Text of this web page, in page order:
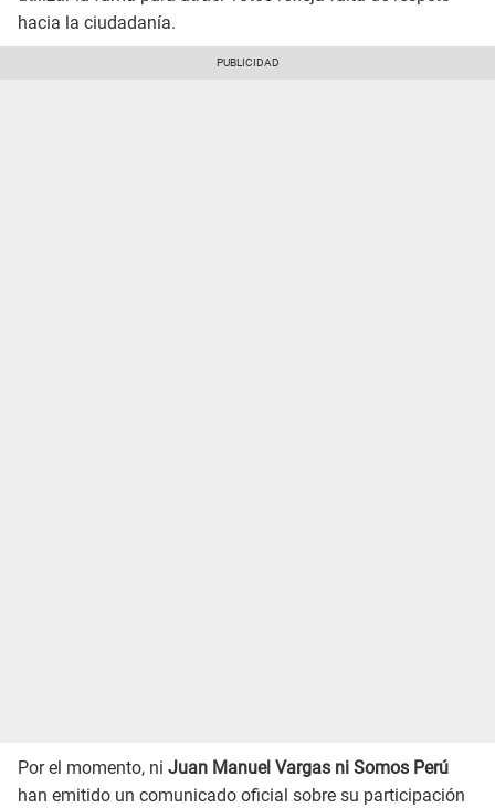
hacia la ciudadanía.
Por el momento, ni Juan Manuel Vargas ni Somos Perú
han emitido un comunicado oficial sobre su participación